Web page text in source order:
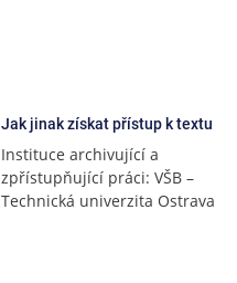
Jak jinak získat přístup k textu
Instituce archivující a
zpřístupňující práci: VŠB –
Technická univerzita Ostrava